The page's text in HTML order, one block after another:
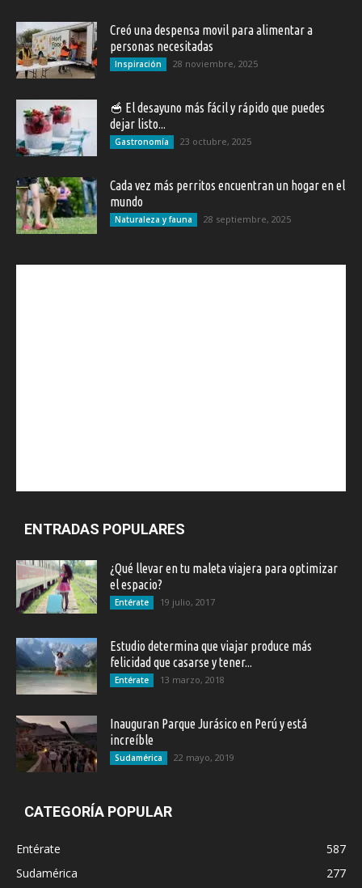
Creó una despensa movil para alimentar a
personas necesitadas
Inspiración 28 noviembre, 2025
🥣 El desayuno más fácil y rápido que puedes
dejar listo...
Gastronomía 23 octubre, 2025
Cada vez más perritos encuentran un hogar en el
mundo
Naturaleza y fauna 28 septiembre, 2025
ENTRADAS POPULARES
¿Qué llevar en tu maleta viajera para optimizar
el espacio?
Entérate 19 julio, 2017
Estudio determina que viajar produce más
felicidad que casarse y tener...
Entérate 13 marzo, 2018
Inauguran Parque Jurásico en Perú y está
increíble
Sudamérica 22 mayo, 2019
CATEGORÍA POPULAR
Entérate
587
Sudamérica
277